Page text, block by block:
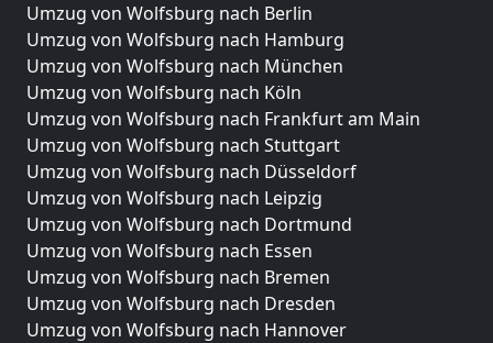
Umzug von Wolfsburg nach Berlin
Umzug von Wolfsburg nach Hamburg
Umzug von Wolfsburg nach München
Umzug von Wolfsburg nach Köln
Umzug von Wolfsburg nach Frankfurt am Main
Umzug von Wolfsburg nach Stuttgart
Umzug von Wolfsburg nach Düsseldorf
Umzug von Wolfsburg nach Leipzig
Umzug von Wolfsburg nach Dortmund
Umzug von Wolfsburg nach Essen
Umzug von Wolfsburg nach Bremen
Umzug von Wolfsburg nach Dresden
Umzug von Wolfsburg nach Hannover